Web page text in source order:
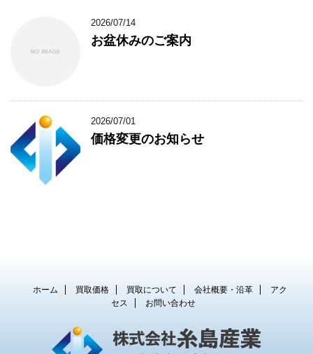
2026/07/14
お盆休みのご案内
2026/07/01
価格変更のお知らせ
ホーム 買取価格 買取について 会社概要・沿革
アク
セス
お問い合わせ